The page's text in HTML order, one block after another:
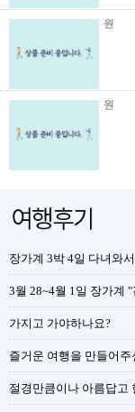
원
원
장가계 3박 4일 다녀와
3월 28~4월 1일 장가계
가지고 가야하나요?
즐거운 여행을 만들어
절경만큼이나 아름답고